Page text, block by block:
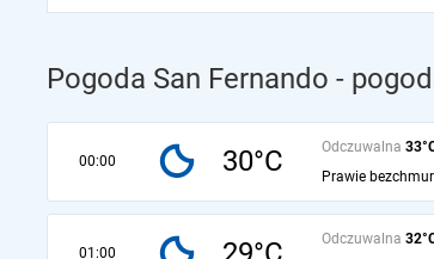
Pogoda San Fernando -
00:00 30°C Odczuwalna
Prawie
01:00
Odczuwalna